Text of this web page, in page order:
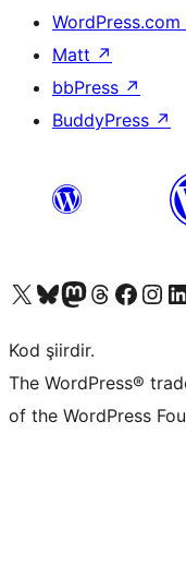
WordPress.com
Matt ↗
bbPress ↗
BuddyPress ↗
X (eski Twitter) hesabımıza bakın
Bluesky hesabımızı ziyaret edinMastodon hesabımızı ziyaret edinThreads hesabımızı ziyaret edinFacebook sayfamızı ziyaret edin
Instagram hesabımızı
Kod şiirdir.
The WordPress®
of the WordPress